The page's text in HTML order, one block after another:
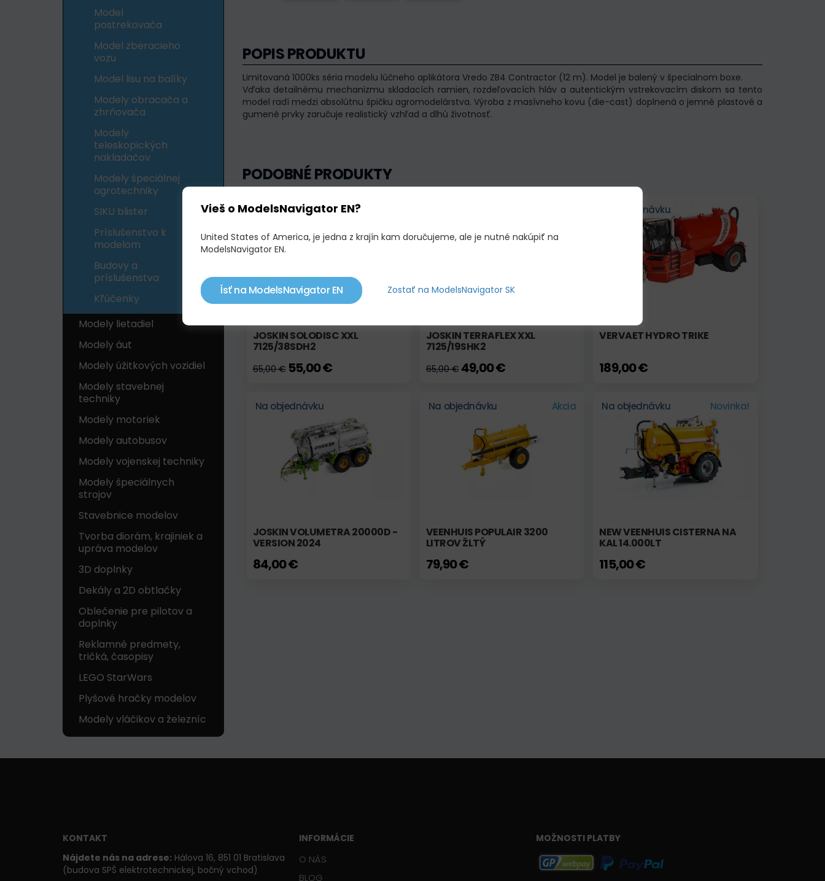
Model
postrekovača
Model zberacieho
vozu
Model lisu na balíky
Modely obracača a
zhrňovača
Modely
teleskopických
nakladačov
Modely špeciálnej
agrotechniky
SIKU blister
Príslušenstvo k
modelom
Budovy a
príslušenstva
Kľúčenky
Modely lietadiel
Modely áut
Modely úžitkových vozidiel
Modely stavebnej
techniky
Modely motoriek
Modely autobusov
Modely vojenskej techniky
Modely špeciálnych
strojov
Stavebnice modelov
Tvorba diorám, krajiniek a
upráva modelov
3D doplnky
Dekály a 2D obtlačky
Oblečenie pre pilotov a
doplnky
Reklamné predmety,
tričká, časopisy
LEGO StarWars
Plyšové hračky modelov
Modely vláčikov a železníc
POPIS PRODUKTU
Limitovaná 1000ks séria modelu lúčneho aplikátora Vredo ZB4 Contractor (12 m). Model je balený v špecialnom boxe.
Vďaka detailnému mechanizmu skladacích ramien, rozdeľovacích hláv a autentickým vstrekovacím diskom sa tento
model radí medzi absolútnu špičku agromodelárstva. Výroba z masívneho kovu (die-cast) doplnená o jemné plastové a
gumené prvky zaručuje realistický vzhľad a dlhú životnosť.
PODOBNÉ PRODUKTY
Skladom Výpredaj!
JOSKIN SOLODISC XXL
7125/38SDH2
65,00 €55,00 €
JOSKIN TERRAFLEX XXL
7125/19SHK2
65,00 €49,00 €
Na objednávku
VERVAET HYDRO TRIKE
189,00 €
Na objednávku
JOSKIN VOLUMETRA 20000D -
VERSION 2024
84,00 €
Na objednávku Akcia
VEENHUIS POPULAIR 3200
LITROV ŽLTÝ
79,90 €
Na objednávku Novinka!
NEW VEENHUIS CISTERNA NA
KAL 14.000LT
115,00 €
KONTAKT
Nájdete nás na adrese: Hálova 16, 851 01 Bratislava
(budova SPŠ elektrotechnickej, bočný vchod)
INFORMÁCIE
O NÁS
BLOG
MOŽNOSTI PLATBY
Vieš o ModelsNavigator EN?
United States of America, je jedna z krajín kam doručujeme, ale je nutné nakúpiť na
ModelsNavigator EN.
Ísť na ModelsNavigator EN Zostať na ModelsNavigator SK